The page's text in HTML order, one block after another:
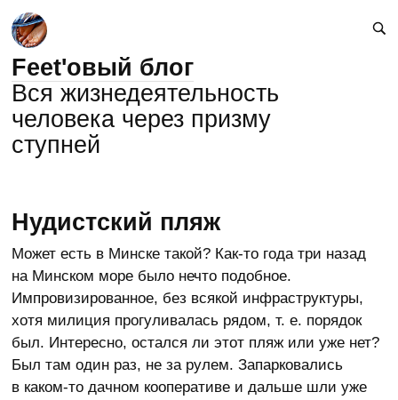
Feet'овый блог
Вся жизнедеятельность
человека через призму
ступней
Нудистский пляж
Может есть в Минске такой? Как-то года три назад
на Минском море было нечто подобное.
Импровизированное, без всякой инфраструктуры,
хотя милиция прогуливалась рядом, т. е. порядок
был. Интересно, остался ли этот пляж или уже нет?
Был там один раз, не за рулем. Запарковались
в каком-то дачном кооперативе и дальше шли уже